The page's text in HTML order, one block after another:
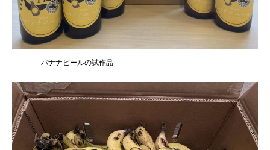
バナナビールの試作品